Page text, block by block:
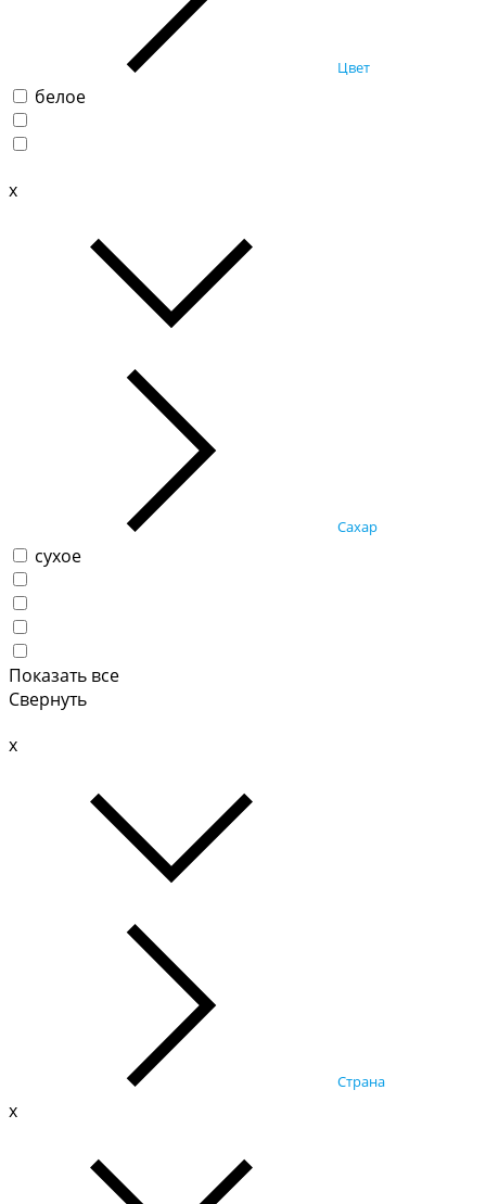
Цвет
белое
x
Сахар
сухое
Показать все
Свернуть
x
Страна
x